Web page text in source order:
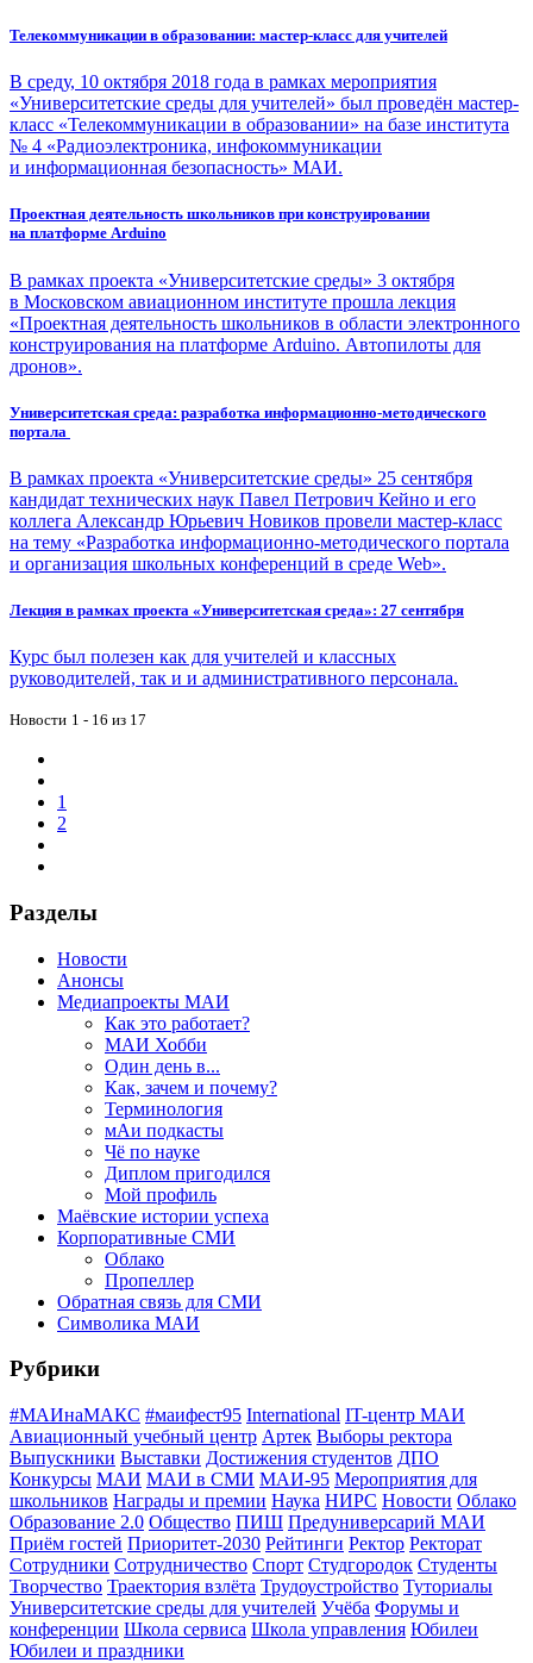
Телекоммуникации в образовании: мастер-класс для учителей
В среду, 10 октября 2018 года в рамках мероприятия
«Университетские среды для учителей» был проведён мастер-
класс «Телекоммуникации в образовании» на базе института
№ 4 «Радиоэлектроника, инфокоммуникации
и информационная безопасность» МАИ.
Проектная деятельность школьников при конструировании
на платформе Arduino
В рамках проекта «Университетские среды» 3 октября
в Московском авиационном институте прошла лекция
«Проектная деятельность школьников в области электронного
конструирования на платформе Arduino. Автопилоты для
дронов».
Университетская среда: разработка информационно-методического
портала ​
В рамках проекта «Университетские среды» 25 сентября
кандидат технических наук Павел Петрович Кейно и его
коллега Александр Юрьевич Новиков провели мастер-класс
на тему «Разработка информационно-методического портала
и организация школьных конференций в среде Web».
Лекция в рамках проекта «Университетская среда»: 27 сентября
Курс был полезен как для учителей и классных
руководителей, так и и административного персонала.
Новости 1 - 16 из 17
1
2
Разделы
Новости
Анонсы
Медиапроекты МАИ
Как это работает?
МАИ Хобби
Один день в...
Как, зачем и почему?
Терминология
мАи подкасты
Чё по науке
Диплом пригодился
Мой профиль
Маёвские истории успеха
Корпоративные СМИ
Облако
Пропеллер
Обратная связь для СМИ
Символика МАИ
Рубрики
#МАИнаМАКС #маифест95 International IT-центр МАИ
Авиационный учебный центр Артек Выборы ректора
Выпускники Выставки Достижения студентов ДПО
Конкурсы МАИ МАИ в СМИ МАИ-95 Мероприятия для
школьников Награды и премии Наука НИРС Новости Облако
Образование 2.0 Общество ПИШ Предуниверсарий МАИ
Приём гостей Приоритет-2030 Рейтинги Ректор Ректорат
Сотрудники Сотрудничество Спорт Студгородок Студенты
Творчество Траектория взлёта Трудоустройство Туториалы
Университетские среды для учителей Учёба Форумы и
конференции Школа сервиса Школа управления Юбилеи
Юбилеи и праздники